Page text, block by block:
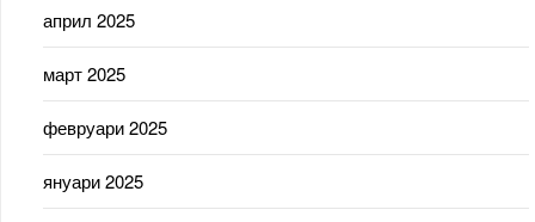
април 2025
март 2025
февруари 2025
януари 2025